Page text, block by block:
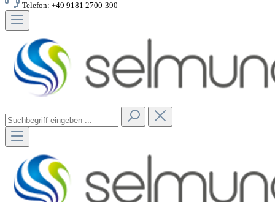
Telefon: +49 9181 2700-390